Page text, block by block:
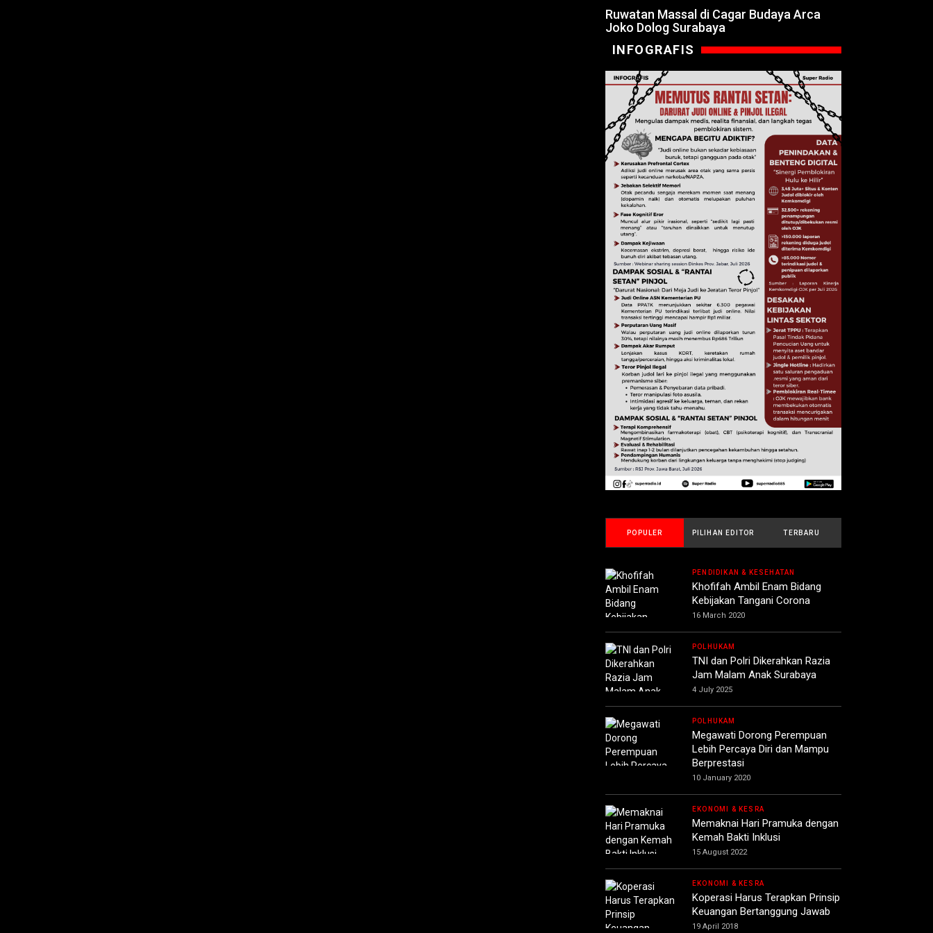
Ruwatan Massal di Cagar Budaya Arca
Joko Dolog Surabaya
INFOGRAFIS
POPULER PILIHAN EDITOR TERBARU
PENDIDIKAN & KESEHATAN
Khofifah Ambil Enam Bidang
Kebijakan Tangani Corona
16 March 2020
POLHUKAM
TNI dan Polri Dikerahkan Razia
Jam Malam Anak Surabaya
4 July 2025
POLHUKAM
Megawati Dorong Perempuan
Lebih Percaya Diri dan Mampu
Berprestasi
10 January 2020
EKONOMI & KESRA
Memaknai Hari Pramuka dengan
Kemah Bakti Inklusi
15 August 2022
EKONOMI & KESRA
Koperasi Harus Terapkan Prinsip
Keuangan Bertanggung Jawab
19 April 2018